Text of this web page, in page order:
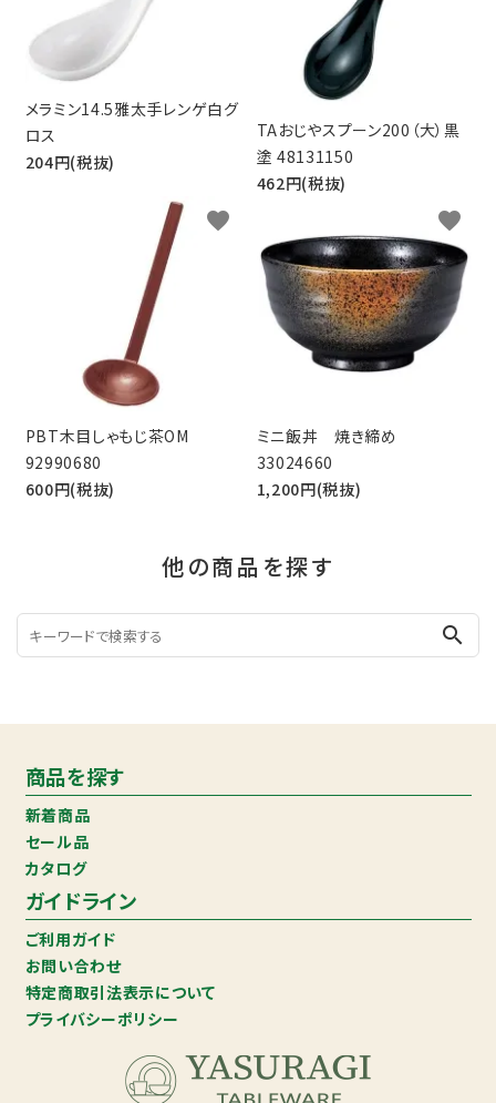
メラミン14.5雅太手レンゲ白グ
ロス
204円(税抜)
TAおじやスプーン200（大）黒
塗 48131150
462円(税抜)
PBT木目しゃもじ茶OM
92990680
600円(税抜)
favorite
ミニ飯丼 焼き締め
33024660
1,200円(税抜)
favorite
他の商品を探す
search
商品を探す
新着商品
セール品
カタログ
ガイドライン
ご利用ガイド
お問い合わせ
特定商取引法表示について
プライバシーポリシー